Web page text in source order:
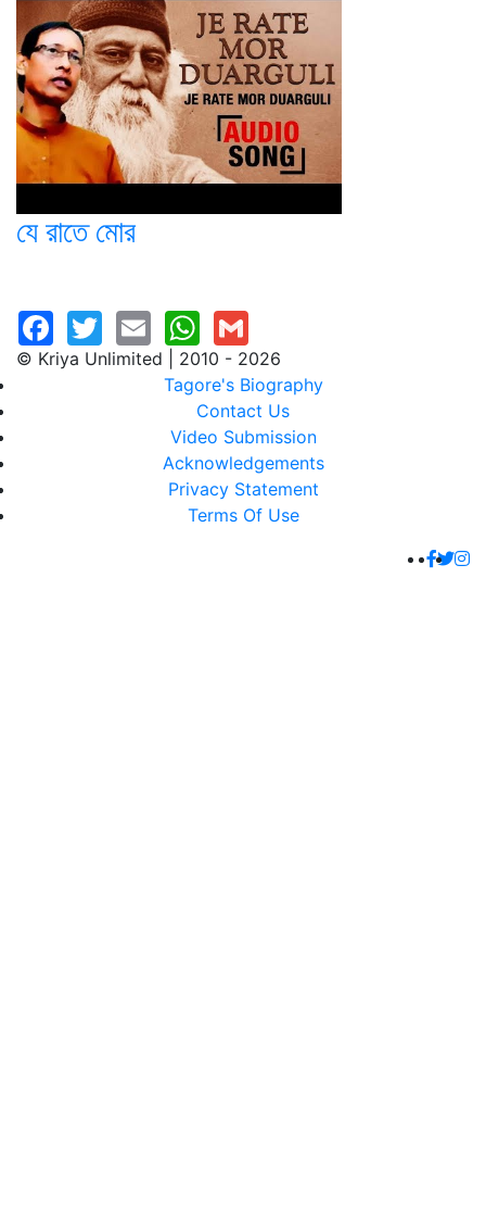
যে রাতে মোর
© Kriya Unlimited | 2010 - 2026
Tagore's Biography
Contact Us
Video Submission
Acknowledgements
Privacy Statement
Terms Of Use